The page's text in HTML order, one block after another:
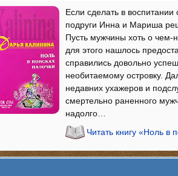
Если сделать в
подруги Инна и Мариша
Пусть мужчины хоть о чем-
для этого нашлось
справились довольно
необитаемому островку.
недавних ухажеров и
смертельно раненного
надолго…
Читать книгу «Ноль в